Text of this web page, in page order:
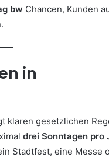
bw Chancen, Kunden
in
klaren gesetzlichen
drei Sonntagen pro
Stadtfest, eine Messe